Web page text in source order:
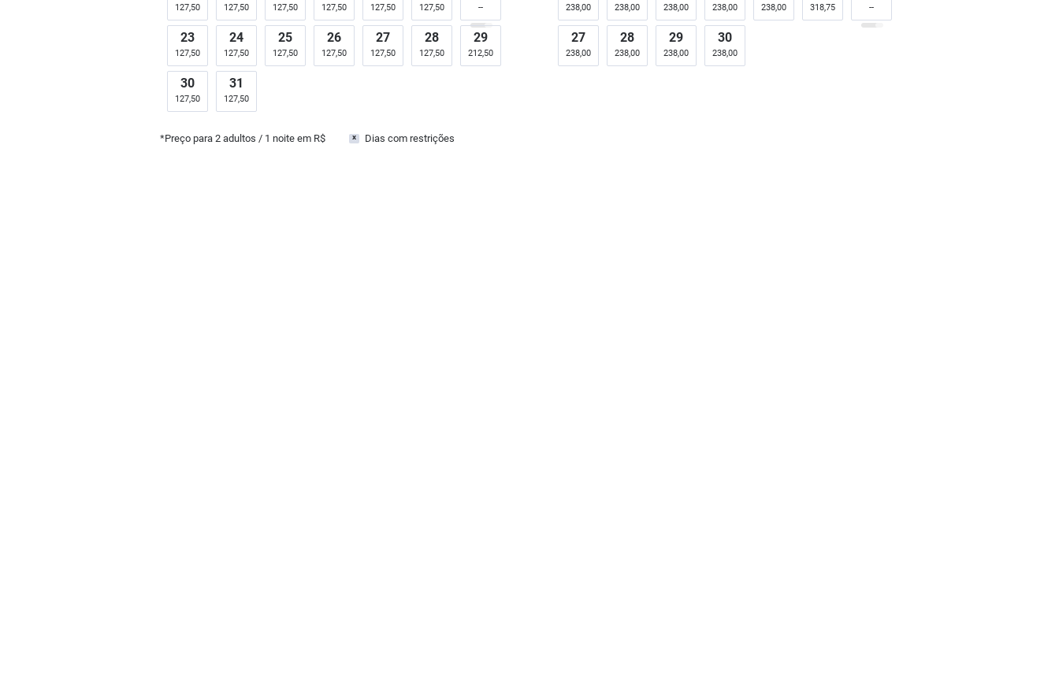
127,50 127,50 127,50 127,50 127,50 127,50
23
127,50
24
127,50
25
127,50
26
127,50
27
127,50
28
127,50
29
212,50
30
127,50
31
127,50
238,00 238,00 238,00 238,00 238,00 318,75
27
238,00
28
238,00
29
238,00
30
238,00
*Preço para2 adultos / 1 noite em R$ x Dias com restrições